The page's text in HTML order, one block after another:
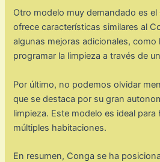
Otro modelo muy demandado es el
ofrece características similares al
algunas mejoras adicionales, como
programar la limpieza a través de
Por último, no podemos olvidar
que se destaca por su gran
limpieza. Este modelo es ideal
múltiples habitaciones.
En resumen, Conga se ha